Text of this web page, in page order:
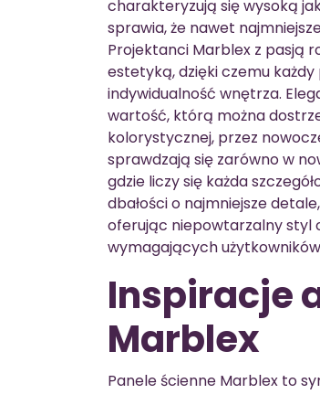
charakteryzują się wysoką
sprawia, że nawet
Projektanci Marblex z pasją
estetyką, dzięki czemu
indywidualność wnętrza.
wartość, którą można
kolorystycznej, przez
sprawdzają się zarówno w
gdzie liczy się każda
dbałości o najmniejsze
oferując niepowtarzalny styl
wymagających
Inspiracje
Marblex
Panele ścienne Marblex to